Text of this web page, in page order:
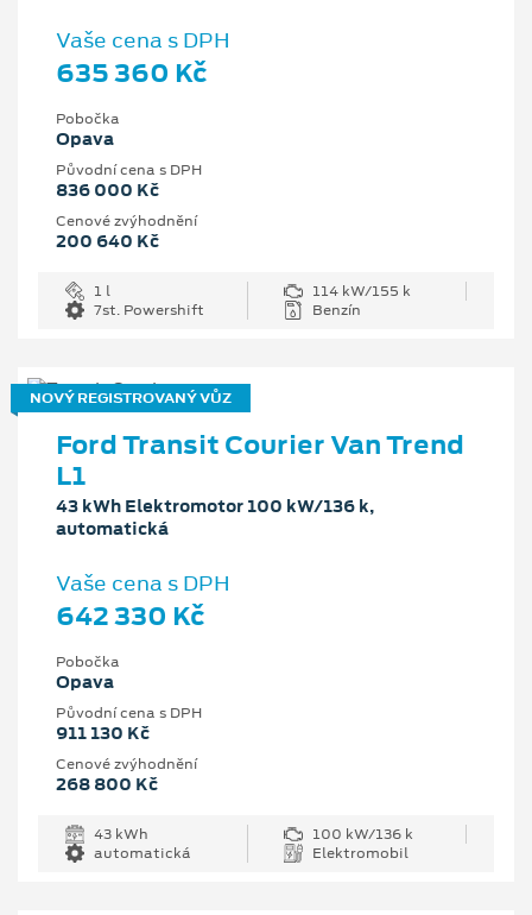
Vaše cena s DPH
635 360 Kč
Pobočka
Opava
Původní cena s DPH
836 000 Kč
Cenové zvýhodnění
200 640 Kč
1 l
114 kW/155 k
7st. Powershift
Benzín
NOVÝ REGISTROVANÝ VŮZ
Ford Transit Courier Van Trend
L1
43 kWh Elektromotor 100 kW/136 k,
automatická
Vaše cena s DPH
642 330 Kč
Pobočka
Opava
Původní cena s DPH
911 130 Kč
Cenové zvýhodnění
268 800 Kč
43 kWh
100 kW/136 k
automatická
Elektromobil